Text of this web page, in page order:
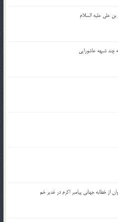
علی علیه السلام
چند شبهه عاشورایی
از خطابه جهانی پیامبر اکرم در غدیر خم